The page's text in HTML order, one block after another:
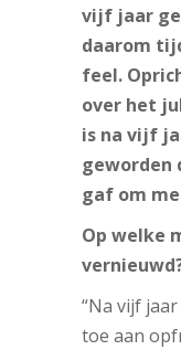
vijf jaar
daarom
feel.
over het
is na vijf
geworden
gaf om
Op welke
“Na vijf
toe aan